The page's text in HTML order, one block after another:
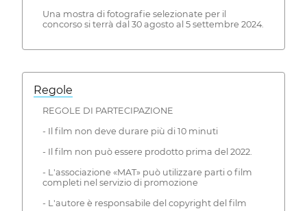
Una mostra di fotografie selezionate per il
concorso si terrà dal 30 agosto al 5 settembre 2024.
Regole
REGOLE DI PARTECIPAZIONE
- Il film non deve durare più di 10 minuti
- Il film non può essere prodotto prima del 2022.
- L'associazione «MAT» può utilizzare parti o film
completi nel servizio di promozione
- L'autore è responsabile del copyright del film